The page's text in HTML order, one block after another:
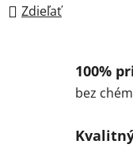
Zdieľať
100%
bez